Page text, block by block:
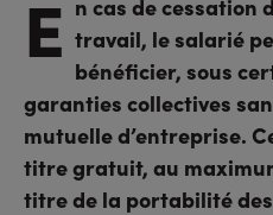
E n cas de cessation
travail, le salarié
bénéficier, sous
garanties collectives
mutuelle d’entreprise.
titre gratuit, au
titre de la portabilité